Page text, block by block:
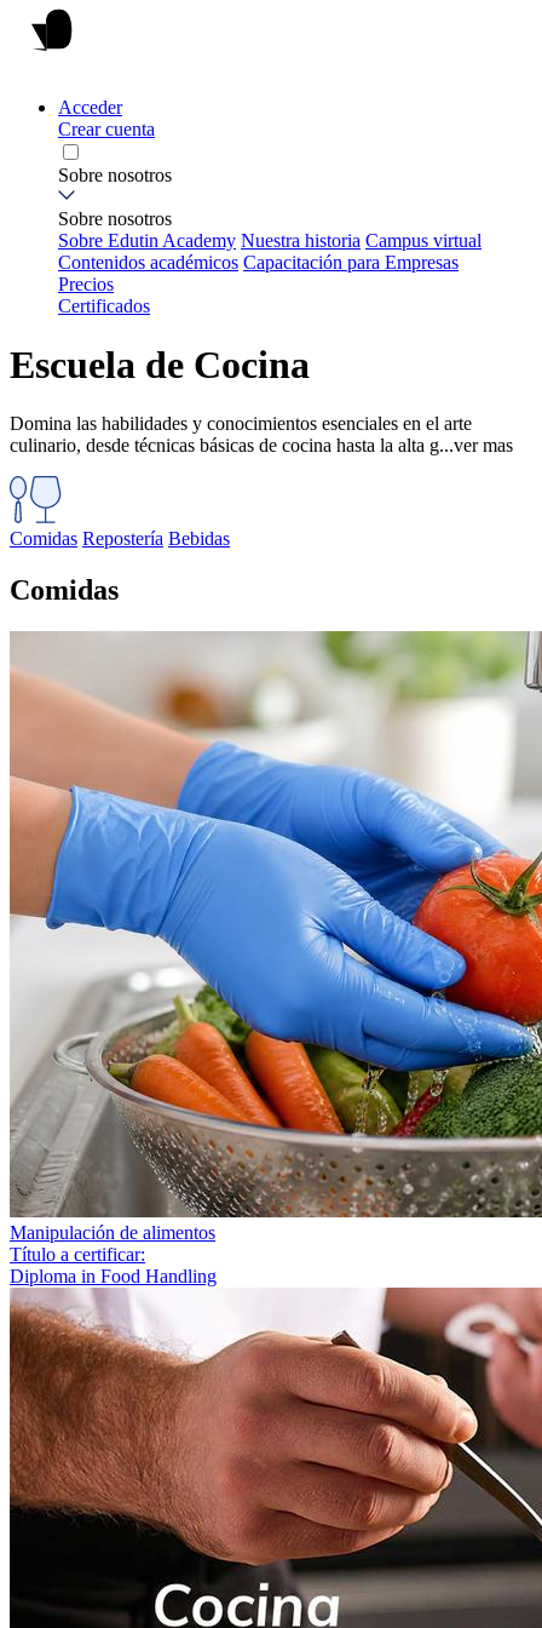
Acceder
Crear cuenta
Sobre nosotros
Sobre nosotros
Sobre Edutin Academy Nuestra historia Campus virtual
Contenidos académicos Capacitación para Empresas
Precios
Certificados
Escuela de Cocina
Domina las habilidades y conocimientos esenciales en el arte
culinario, desde técnicas básicas de cocina hasta la alta g...ver mas
Comidas Repostería Bebidas
Comidas
Manipulación de alimentos
Título a certificar:
Diploma in Food Handling